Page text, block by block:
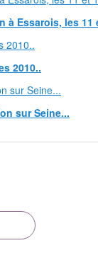
Essarois, les 11
2010..
sur Seine...